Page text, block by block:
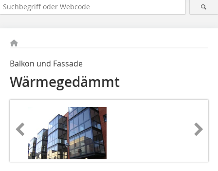
Balkon und Fassade
Wärmegedämmt